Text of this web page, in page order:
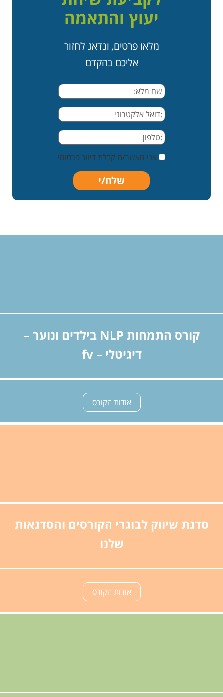
יעוץ והתאמה
מלאו פרטים, ונדאג לחזור
אליכם בהקדם
אני מאשר/ת קבלת דיוור פרסומי
קורס התמחות NLP בילדים ונוער –
דיגיטלי – fv
אודות הקורס
סדנת שיווק לבוגרי הקורסים והסדנאות
שלנו
אודות הקורס